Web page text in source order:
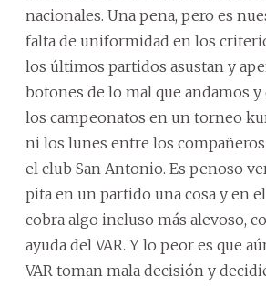
nacionales. Una pena, pero es
falta de uniformidad en los
los últimos partidos asustan y
botones de lo mal que andamos
los campeonatos en un torneo
ni los lunes entre los
el club San Antonio. Es penoso
pita en un partido una cosa y en
cobra algo incluso más alevoso,
ayuda del VAR. Y lo peor es que
VAR toman mala decisión y